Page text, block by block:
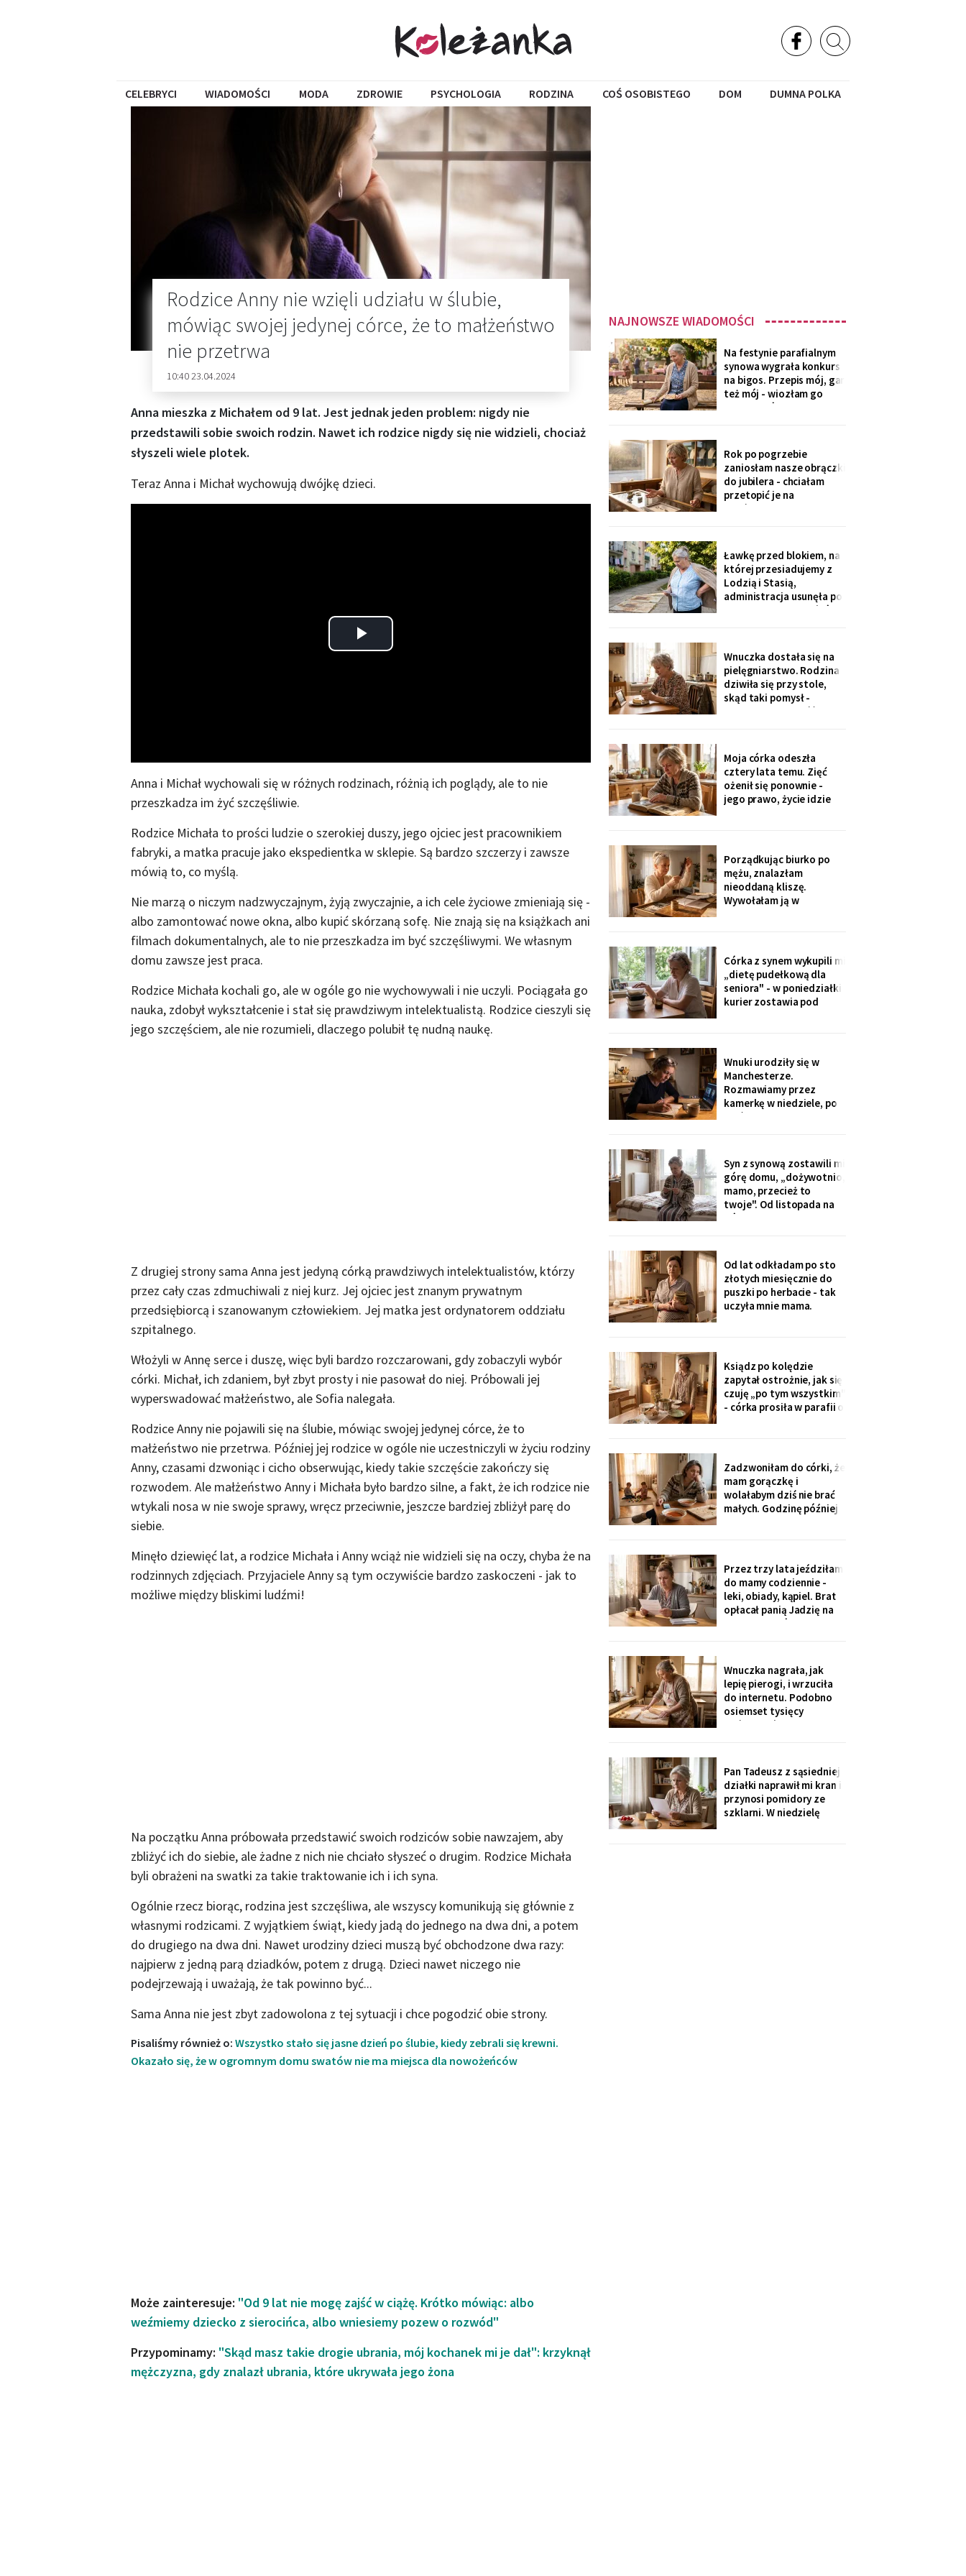
CELEBRYCI WIADOMOŚCI MODA ZDROWIE PSYCHOLOGIA RODZINA COŚ OSOBISTEGO DOM DUMNA POLKA
Rodzice Anny nie wzięli udziału w ślubie,
mówiąc swojej jedynej córce, że to małżeństwo
nie przetrwa
10:40 23.04.2024
Anna mieszka z Michałem od 9 lat. Jest jednak jeden problem: nigdy nie
przedstawili sobie swoich rodzin. Nawet ich rodzice nigdy się nie widzieli, chociaż
słyszeli wiele plotek.
Teraz Anna i Michał wychowują dwójkę dzieci.
Play
Anna i Michał wychowali się w różnych rodzinach, różnią ich poglądy, ale to nie
przeszkadza im żyć szczęśliwie.
Rodzice Michała to prości ludzie o szerokiej duszy, jego ojciec jest pracownikiem
fabryki, a matka pracuje jako ekspedientka w sklepie. Są bardzo szczerzy i zawsze
mówią to, co myślą.
Nie marzą o niczym nadzwyczajnym, żyją zwyczajnie, a ich cele życiowe zmieniają się -
albo zamontować nowe okna, albo kupić skórzaną sofę. Nie znają się na książkach ani
filmach dokumentalnych, ale to nie przeszkadza im być szczęśliwymi. We własnym
domu zawsze jest praca.
Rodzice Michała kochali go, ale w ogóle go nie wychowywali i nie uczyli. Pociągała go
nauka, zdobył wykształcenie i stał się prawdziwym intelektualistą. Rodzice cieszyli się
jego szczęściem, ale nie rozumieli, dlaczego polubił tę nudną naukę.
Z drugiej strony sama Anna jest jedyną córką prawdziwych intelektualistów, którzy
przez cały czas zdmuchiwali z niej kurz. Jej ojciec jest znanym prywatnym
przedsiębiorcą i szanowanym człowiekiem. Jej matka jest ordynatorem oddziału
szpitalnego.
Włożyli w Annę serce i duszę, więc byli bardzo rozczarowani, gdy zobaczyli wybór
córki. Michał, ich zdaniem, był zbyt prosty i nie pasował do niej. Próbowali jej
wyperswadować małżeństwo, ale Sofia nalegała.
Rodzice Anny nie pojawili się na ślubie, mówiąc swojej jedynej córce, że to
małżeństwo nie przetrwa. Później jej rodzice w ogóle nie uczestniczyli w życiu rodziny
Anny, czasami dzwoniąc i cicho obserwując, kiedy takie szczęście zakończy się
rozwodem. Ale małżeństwo Anny i Michała było bardzo silne, a fakt, że ich rodzice nie
wtykali nosa w nie swoje sprawy, wręcz przeciwnie, jeszcze bardziej zbliżył parę do
siebie.
Minęło dziewięć lat, a rodzice Michała i Anny wciąż nie widzieli się na oczy, chyba że na
rodzinnych zdjęciach. Przyjaciele Anny są tym oczywiście bardzo zaskoczeni - jak to
możliwe między bliskimi ludźmi!
Na początku Anna próbowała przedstawić swoich rodziców sobie nawzajem, aby
zbliżyć ich do siebie, ale żadne z nich nie chciało słyszeć o drugim. Rodzice Michała
byli obrażeni na swatki za takie traktowanie ich i ich syna.
Ogólnie rzecz biorąc, rodzina jest szczęśliwa, ale wszyscy komunikują się głównie z
własnymi rodzicami. Z wyjątkiem świąt, kiedy jadą do jednego na dwa dni, a potem
do drugiego na dwa dni. Nawet urodziny dzieci muszą być obchodzone dwa razy:
najpierw z jedną parą dziadków, potem z drugą. Dzieci nawet niczego nie
podejrzewają i uważają, że tak powinno być...
Sama Anna nie jest zbyt zadowolona z tej sytuacji i chce pogodzić obie strony.
Pisaliśmy również o: Wszystko stało się jasne dzień po ślubie, kiedy zebrali się krewni.
Okazało się, że w ogromnym domu swatów nie ma miejsca dla nowożeńców
Może zainteresuje: "Od 9 lat nie mogę zajść w ciążę. Krótko mówiąc: albo
weźmiemy dziecko z sierocińca, albo wniesiemy pozew o rozwód"
Przypominamy: "Skąd masz takie drogie ubrania, mój kochanek mi je dał": krzyknął
mężczyzna, gdy znalazł ubrania, które ukrywała jego żona
NAJNOWSZE WIADOMOŚCI
Na festynie parafialnym
synowa wygrała konkurs
na bigos. Przepis mój, gar
też mój - wiozłam go
rano taksówką, żeby się
mikrofonu: „to stary
przepis z mojej rodziny".
Klaskałam razem ze
wszystkimi.
Rok po pogrzebie
zaniosłam nasze obrączki
do jubilera - chciałam
przetopić je na
pierścionek dla wnuczki.
cicho: „Pani jest złota.
Męża - pozłacana, dobra
imitacja, robota sprzed
lat".
Ławkę przed blokiem, na
której przesiadujemy z
Lodzią i Stasią,
administracja usunęła po
„skargach mieszkańców"
jedenaście podpisów.
Rozpoznałam charakter
pisma córki - ma tu
kawalerkę pod wynajem.
„Mamo, bez przesady
Wnuczka dostała się na
pielęgniarstwo. Rodzina
dziwiła się przy stole,
skąd taki pomysł -
przecież mogła „iść na
podnosząc głowy znad
talerza: „bo widziałam,
jak babcia trzy lata
zajmowała się dziadkiem.
Też chcę tak
Moja córka odeszła
cztery lata temu. Zięć
ożenił się ponownie -
jego prawo, życie idzie
ścian, „bo ciocia nie lubi
na nie patrzeć". Dałam jej
mały album - schowała go
do tornistra jak
Porządkując biurko po
mężu, znalazłam
nieoddaną kliszę.
Wywołałam ją w
roześmiana kobieta przy
ognisku. Na ostatniej
klatce on - młody, z
wąsami, obejmuje ją
ramieniem.
Córka z synem wykupili mi
„dietę pudełkową dla
seniora" - w poniedziałki
kurier zostawia pod
jesteśmy spokojni,
mamo". Od marca nikt nie
przyjechał. Na każdym
pudełku naklejka: moje
imię
Wnuki urodziły się w
Manchesterze.
Rozmawiamy przez
kamerkę w niedziele, po
pięć minut, bo „im się
angielsku, a syn
przetłumaczył ze
śmiechem: „pyta, kim jest
ta pani". Kupiłam zeszyt i
uczę się angielskiego
Syn z synową zostawili mi
górę domu, „dożywotnio,
mamo, przecież to
twoje". Od listopada na
górze grzeje tylko jeden
Rano w moim pokoju jest
czternaście stopni.
Termometr przyniosła mi
wnuczka - ona
Od lat odkładam po sto
złotych miesięcznie do
puszki po herbacie - tak
uczyła mnie mama.
wizycie żartuje przy
wszystkich: „u mamy
bank, a my się męczymy z
kredytem". Puszkę
Ksiądz po kolędzie
zapytał ostrożnie, jak się
czuję „po tym wszystkim"
- córka prosiła w parafii o
ja co niedzielę czekam z
obiadem. Ostatni raz
przyszli we wrześniu.
Zadzwoniłam do córki, że
mam gorączkę i
wolałabym dziś nie brać
małych. Godzinę później
przyszedł SMS: „Podasz
im obiad? Wrócimy
głodni".
Przez trzy lata jeździłam
do mamy codziennie -
leki, obiady, kąpiel. Brat
opłacał panią Jadzię na
kilka poranków w
rozliczenie: „twoja
połowa za opiekunkę,
osiem tysięcy. Mama by
tak chciała".
Wnuczka nagrała, jak
lepię pierogi, i wrzuciła
do internetu. Podobno
osiemset tysięcy
wyświetleń - ludzie z
babcie. Córka obejrzała
dwa razy i powiedziała
tylko: „Mamo, mogłaś
chociaż zdjąć ten stary
fartuch".
Pan Tadeusz z sąsiedniej
działki naprawił mi kran i
przynosi pomidory ze
szklarni. W niedzielę